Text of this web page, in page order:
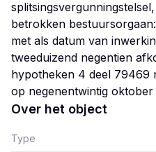
betrokken
met als datum van
tweeduizend negentien
hypotheken 4 deel 79469
Over het object
Type